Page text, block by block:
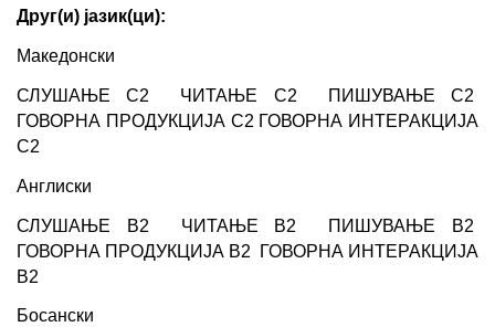
Друг(и) јазик(ци):
Македонски
СЛУШАЊЕ C2  ЧИТАЊЕ C2  ПИШУВАЊЕ C2
ГОВОРНА ПРОДУКЦИЈА C2 ГОВОРНА ИНТЕРАКЦИЈА
C2
Англиски
СЛУШАЊЕ B2  ЧИТАЊЕ B2  ПИШУВАЊЕ B2
ГОВОРНА ПРОДУКЦИЈА B2  ГОВОРНА ИНТЕРАКЦИЈА
B2
Босански